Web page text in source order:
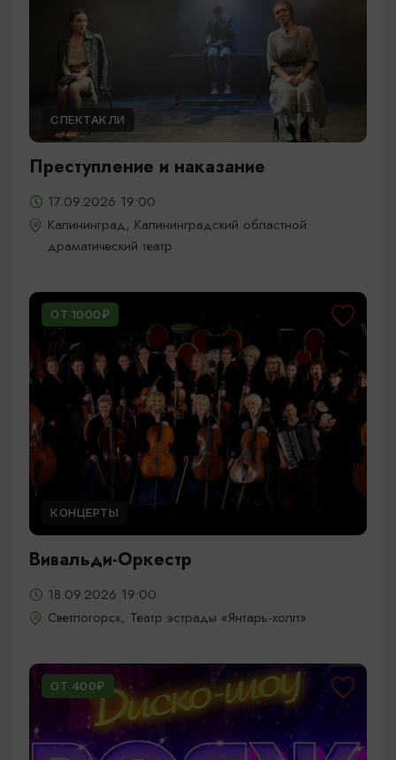
СПЕКТАКЛИ
Преступление и наказание
17.09.2026 19:00
Калининград, Калининградский областной
драматический театр
ОТ 1000₽
КОНЦЕРТЫ
Вивальди-Оркестр
18.09.2026 19:00
Светлогорск, Театр эстрады «Янтарь-холл»
ОТ 400₽